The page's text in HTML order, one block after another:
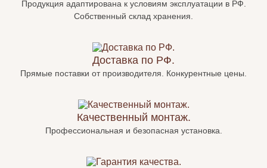
Продукция адаптирована к условиям эксплуатации в РФ.
Собственный склад хранения.
Доставка по РФ.
Прямые поставки от производителя. Конкурентные цены.
Качественный монтаж.
Профессиональная и безопасная установка.